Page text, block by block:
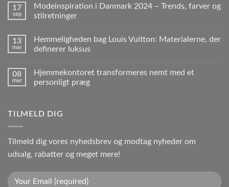
17
sep
Modeinspiration i Danmark 2024 – Trends, farver og
stilretninger
13
mar
Hemmeligheden bag Louis Vuitton: Materialerne, der
definerer luksus
08
mar
Hjemmekontoret transformeres nemt med et
personligt præg
TILMELD DIG
Tilmeld dig vores nyhedsbrev og modtag nyheder om
udsalg, rabatter og meget mere!